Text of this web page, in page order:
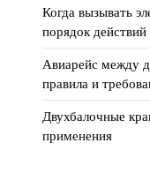
Когда вызывать
порядок
Авиарейс между
правила и
Двухбалочные
применения